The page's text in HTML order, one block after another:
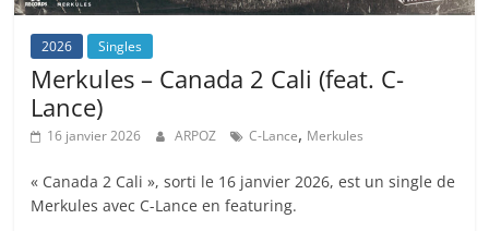
2026 Singles
Merkules – Canada 2 Cali (feat. C-
Lance)
16 janvier 2026 ARPOZ C-Lance, Merkules
« Canada 2 Cali », sorti le 16 janvier 2026, est un single de
Merkules avec C-Lance en featuring.